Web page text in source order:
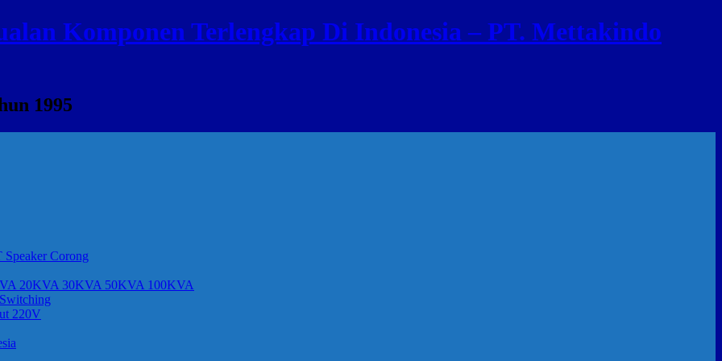
Komponen Terlengkap Di Indonesia – PT. Mettakindo
1995
Speaker Corong
20KVA 30KVA 50KVA 100KVA
220V